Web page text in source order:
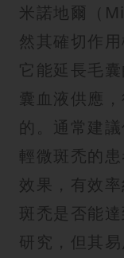
米諾地爾（
然其確切作
它能延長毛
囊血液供應
的。通常建
輕微斑禿的
效果，有效
斑禿是否能
研究，但其